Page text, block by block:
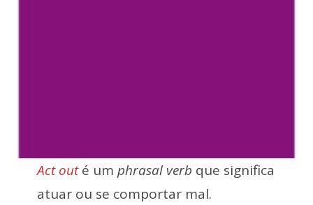
Act outé um phrasal verb que significa
atuar ou se comportar mal.